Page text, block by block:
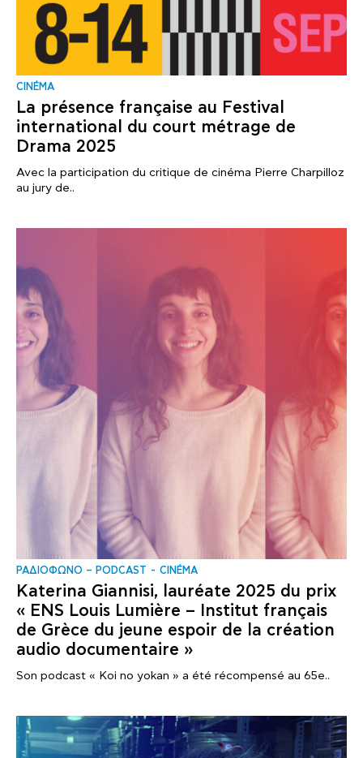
CINÉMA
La présence française au Festival
international du court métrage de
Drama 2025
Avec la participation du critique de cinéma Pierre Charpilloz
au jury de..
ΡΑΔΙΟΦΩΝΟ – PODCAST CINÉMA
Katerina Giannisi, lauréate 2025 du prix
« ENS Louis Lumière – Institut français
de Grèce du jeune espoir de la création
audio documentaire »
Son podcast « Koi no yokan » a été récompensé au 65e..